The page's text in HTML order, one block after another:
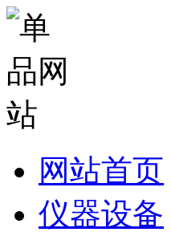
网站首页
仪器设备